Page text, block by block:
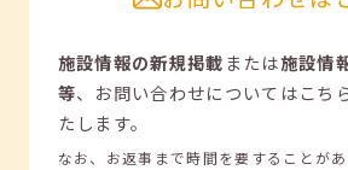
施設情報の新規掲載または施設情
等、 お問い合わせについてはこち
たします。
なお、お返事まで時間を要することが